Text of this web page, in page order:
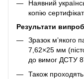
Наявний
копію
Результати
Зразок мʼякого
7,62×25 мм
до вимог ДСТУ
Також